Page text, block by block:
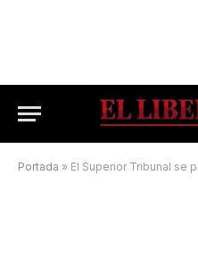
Portada » El Superior Tribunal se puso firme